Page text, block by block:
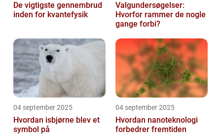
De vigtigste gennembrud
inden for kvantefysik
Valgundersøgelser:
Hvorfor rammer de nogle
gange forbi?
04 september 2025
Hvordan isbjørne blev et
symbol på
04 september 2025
Hvordan nanoteknologi
forbedrer fremtiden